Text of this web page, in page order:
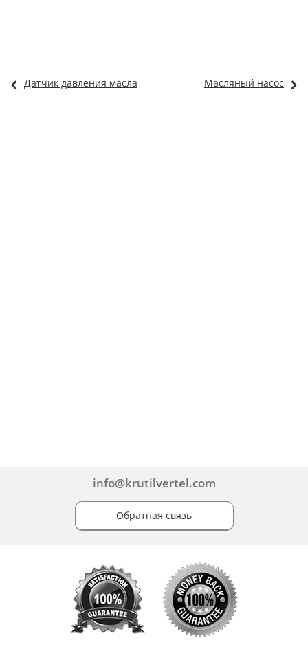
Датчик давления масла Масляный насос
info@krutilvertel.com
Обратная связь